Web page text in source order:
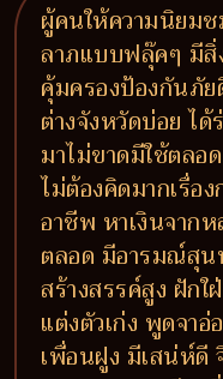
ผู้คนให้ความนิยมช
ลาภแบบฟลุ๊คๆ มีสิ่
คุ้มครองป้องกันภัย
ต่างจังหวัดบ่อย ไ
มาไม่ขาดมีใช้ตลอ
ไม่ต้องคิดมากเรื่อ
อาชีพ หาเงินจาก
ตลอด มีอารมณ์สุน
สร้างสรรค์สูง ฝัก
แต่งตัวเก่ง พูดจาอ่
เพื่อนฝูง มีเสน่ห์ดี